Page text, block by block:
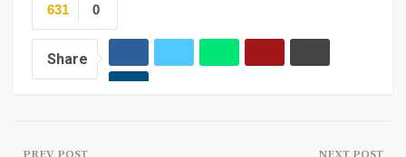
0
631
Share
PREV POST NEXT POST